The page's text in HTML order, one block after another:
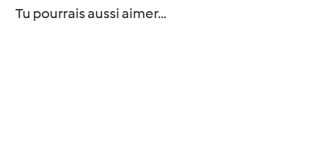
Tu pourrais aussi aimer...